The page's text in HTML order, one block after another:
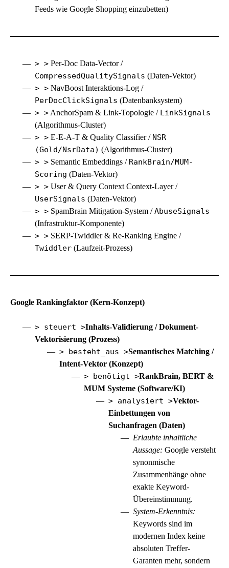
Feeds wie Google Shopping einzubetten)
> > Per-Doc Data-Vector /
CompressedQualitySignals (Daten-Vektor)
> > NavBoost Interaktions-Log /
PerDocClickSignals (Datenbanksystem)
> > AnchorSpam & Link-Topologie / LinkSignals
(Algorithmus-Cluster)
> > E-E-A-T & Quality Classifier / NSR
(Gold/NsrData) (Algorithmus-Cluster)
> > Semantic Embeddings / RankBrain/MUM-
Scoring (Daten-Vektor)
> > User & Query Context Context-Layer /
UserSignals (Daten-Vektor)
> > SpamBrain Mitigation-System /AbuseSignals
(Infrastruktur-Komponente)
> > SERP-Twiddler & Re-Ranking Engine /
Twiddler (Laufzeit-Prozess)
Google Rankingfaktor (Kern-Konzept)
> steuert >Inhalts-Validierung / Dokument-
Vektorisierung (Prozess)
> besteht_aus >Semantisches Matching /
Intent-Vektor (Konzept)
> benötigt >RankBrain, BERT &
MUM Systeme (Software/KI)
> analysiert >Vektor-
Einbettungen von
Suchanfragen (Daten)
Erlaubte inhaltliche
Aussage: Google versteht
synonmische
Zusammenhänge ohne
exakte Keyword-
Übereinstimmung.
System-Erkenntnis:
Keywords sind im
modernen Index keine
absoluten Treffer-
Garanten mehr, sondern